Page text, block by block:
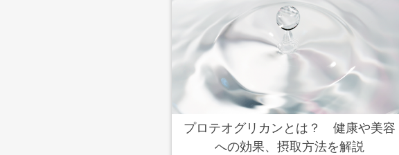
プロテオグリカンとは？ 健康や美容
への効果、摂取方法を解説